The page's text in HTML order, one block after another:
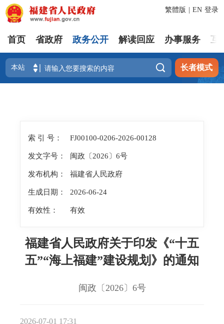
登录
繁體版 EN
首页 省政府 政务公开 解读回应 办事服务 互
 长者模式
索 引 号： FJ00100-0206-2026-00128
发文字号： 闽政〔2026〕6号
发布机构： 福建省人民政府
生成日期： 2026-06-24
有效性： 有效
福建省人民政府关于印发《“十五
五”“海上福建”建设规划》的通知
闽政〔2026〕6号
2026-07-01 17:31